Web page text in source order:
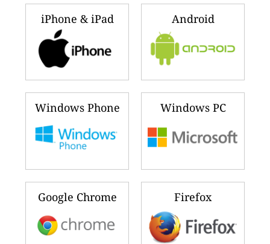
iPhone & iPad Android
Windows Phone Windows PC
Google Chrome Firefox